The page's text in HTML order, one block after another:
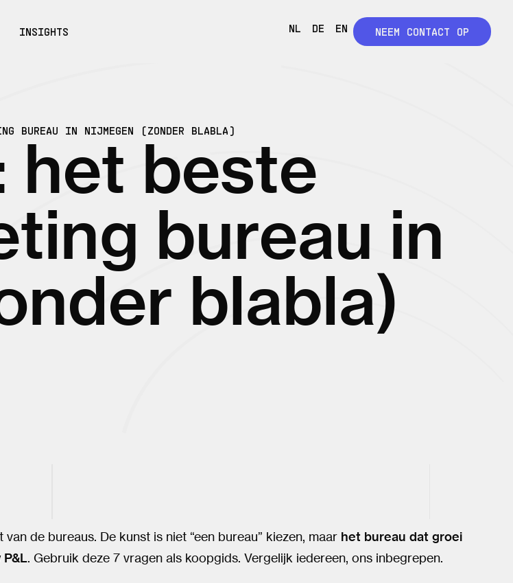
INSIGHTS NL DE EN NEEM CONTACT OP
BUREAU IN NIJMEGEN (ZONDER BLABLA)
het beste
bureau in
blabla)
van de bureaus. De kunst is niet “een bureau” kiezen, maar het bureau dat groei
. Gebruik deze 7 vragen als koopgids. Vergelijk iedereen, ons inbegrepen.